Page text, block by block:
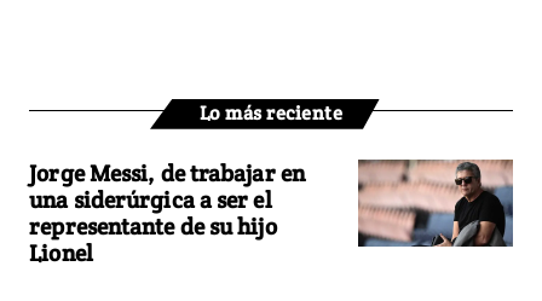
Lo más reciente
Jorge Messi, de trabajar en
una siderúrgica a ser el
representante de su hijo
Lionel